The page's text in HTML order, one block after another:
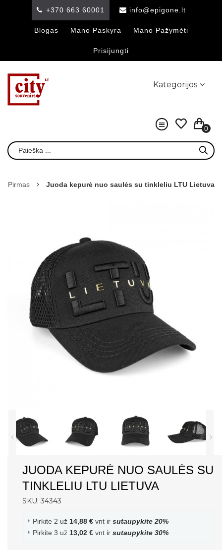
+370 663 60001 info@epigone.lt
Blogas Mano Paskyra Mano Pažymėti
Prisijungti
Kategorijos
0
Pirmas Juoda kepurė nuo saulės su tinkleliu LTU Lietuva
JUODA KEPURĖ NUO SAULĖS SU
TINKLELIU LTU LIETUVA
SKU: 34343
Pirkite 2 už 14,88 € vnt ir sutaupykite 20%
Pirkite 3 už 13,02 € vnt ir sutaupykite 30%